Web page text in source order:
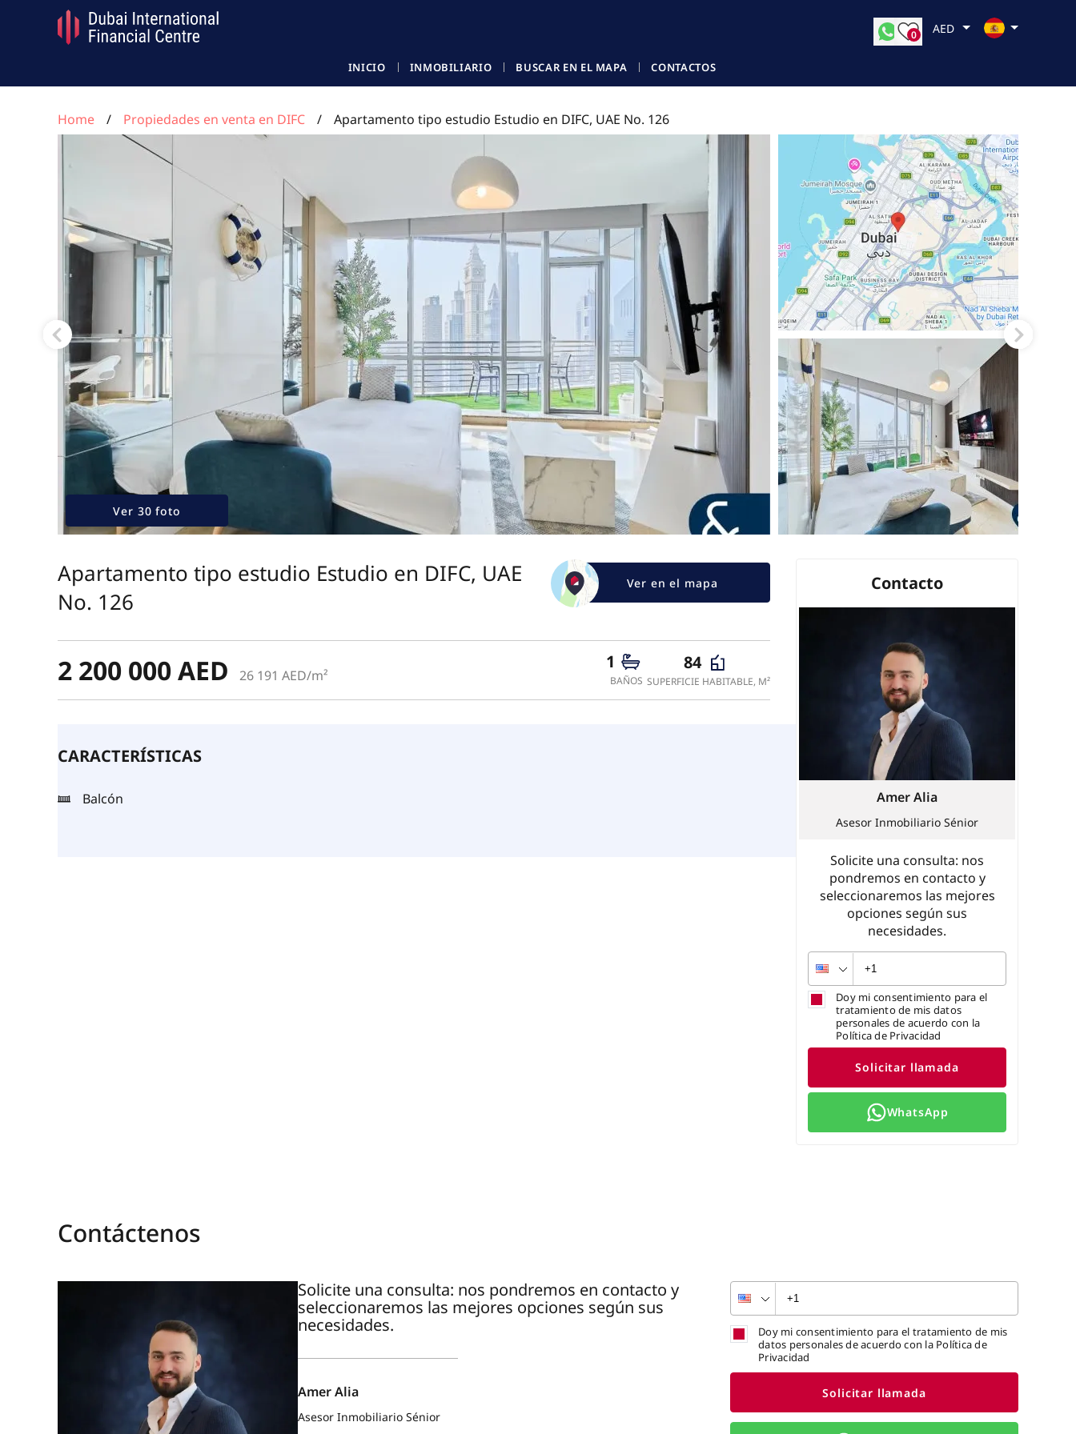
INICIO INMOBILIARIO BUSCAR EN EL MAPA CONTACTOS
0 AED
Home Propiedades en venta en DIFC Apartamento tipo estudio Estudio en DIFC, UAE No. 126
Ver 30 foto
Apartamento tipo estudio Estudio en DIFC, UAE
No. 126
Ver en el mapa
2 200 000 AED 26 191 AED/m²
1
BAÑOS
84
SUPERFICIE HABITABLE, M²
CARACTERÍSTICAS
Balcón
Contacto
Solicite una consulta: nos
pondremos en contacto y
seleccionaremos las mejores
opciones según sus
necesidades.
Amer Alia
Asesor Inmobiliario Sénior
Doy mi consentimiento para el
tratamiento de mis datos
personales de acuerdo con la
Política de Privacidad
Solicitar llamada
WhatsApp
Contáctenos
Solicite una consulta: nos pondremos en contacto y
seleccionaremos las mejores opciones según sus
necesidades.
Amer Alia
Asesor Inmobiliario Sénior
Doy mi consentimiento para el tratamiento de mis
datos personales de acuerdo con la Política de
Privacidad
Solicitar llamada